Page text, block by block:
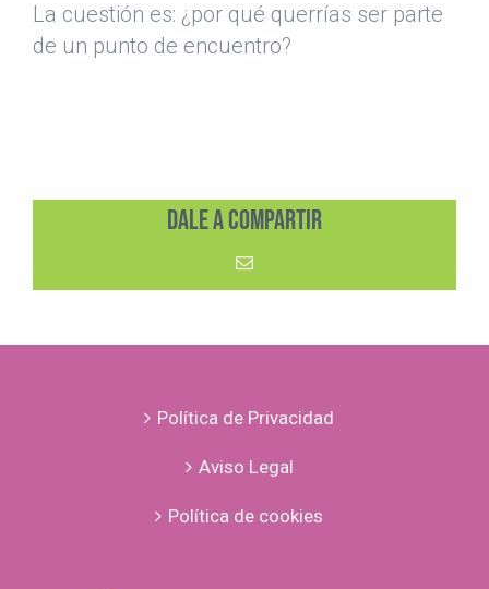
La cuestión es: ¿por qué querrías ser parte
de un punto de encuentro?
Dale a compartir
Correo
Política de Privacidad
Aviso Legal
Política de cookies